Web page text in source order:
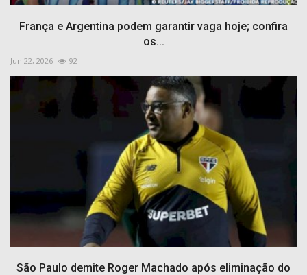
França e Argentina podem garantir vaga hoje; confira
os...
Jun 22, 2026 92
São Paulo demite Roger Machado após eliminação do